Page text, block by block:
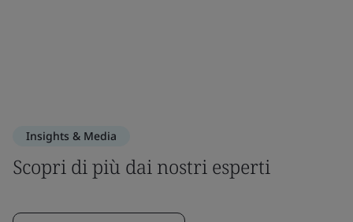
Insights & Media
Scopri di più dai nostri esperti